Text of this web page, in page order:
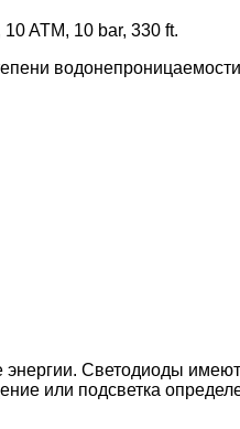
ATM, 10 bar, 330 ft.
Светодиоды
или подсветка